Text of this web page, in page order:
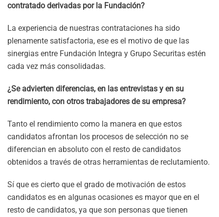
contratado derivadas por la Fundación?
La experiencia de nuestras contrataciones ha sido
plenamente satisfactoria, ese es el motivo de que las
sinergias entre Fundación Integra y Grupo Securitas estén
cada vez más consolidadas.
¿Se advierten diferencias, en las entrevistas y en su
rendimiento, con otros trabajadores de su empresa?
Tanto el rendimiento como la manera en que estos
candidatos afrontan los procesos de selección no se
diferencian en absoluto con el resto de candidatos
obtenidos a través de otras herramientas de reclutamiento.
Sí que es cierto que el grado de motivación de estos
candidatos es en algunas ocasiones es mayor que en el
resto de candidatos, ya que son personas que tienen